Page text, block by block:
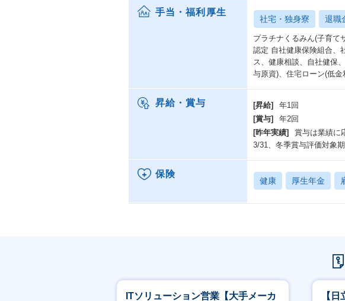
手当・福利厚生
社宅・独身寮 退職
プラチナくるみん(子育て
認定 自社健康保険組合、
ス、健康相談、自社健保
与原資)、住宅ローン(低
昇給・賞与 [昇給]
年1回
[賞与]
年2回
[昨年実績]
賞与は業績に
3/31、冬季賞与評価対象
保険
健康 厚生年金
ITソリューション営業【大手メーカ
【